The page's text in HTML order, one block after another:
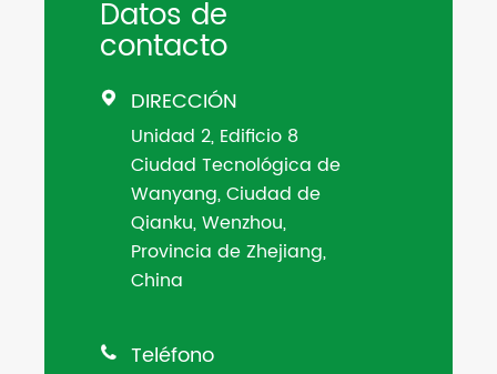
Datos de
contacto
 DIRECCIÓN
Unidad 2, Edificio 8
Ciudad Tecnológica de
Wanyang, Ciudad de
Qianku, Wenzhou,
Provincia de Zhejiang,
China
 Teléfono